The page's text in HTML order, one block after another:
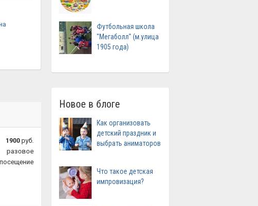
1900руб.
разовое
посещение
Футбольная школа
"Мегаболл" (м.улица
1905 года)
Новое в блоге
Как организовать
детский праздник и
выбрать аниматоров
Что такое детская
импровизация?